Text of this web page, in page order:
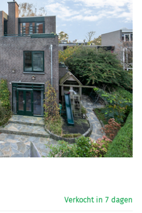
Verkocht in 7 dagen